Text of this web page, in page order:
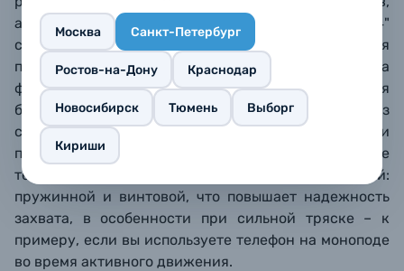
Москва Санкт-Петербург
Ростов-на-Дону Краснодар
Новосибирск Тюмень Выборг
Кириши
а внизу и с тыльной стороны – резьбовые гнезда 1/4"
с отверстиями под боковые шпильки. Нижняя
площадка выполнена в форме ласточкиного хвоста
формата Arca Swiss, а также подходит для
быстросъемных креплений Uka. Подушечки из
силикона обеспечивают надежный захват и
предотвращают появление царапин на корпусе
телефона. Зажим обладает двойной фиксацией:
пружинной и винтовой, что повышает надежность
захвата, в особенности при сильной тряске – к
примеру, если вы используете телефон на моноподе
во время активного движения.